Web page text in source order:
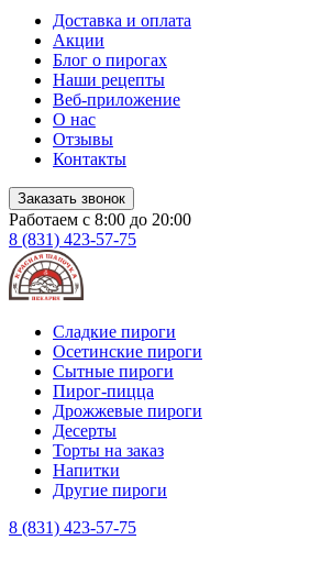
Доставка и оплата
Акции
Блог о пирогах
Наши рецепты
Веб-приложение
О нас
Отзывы
Контакты
Заказать звонок
Работаем с 8:00 до 20:00
8 (831) 423-57-75
Сладкие пироги
Осетинские пироги
Сытные пироги
Пирог-пицца
Дрожжевые пироги
Десерты
Торты на заказ
Напитки
Другие пироги
8 (831) 423-57-75